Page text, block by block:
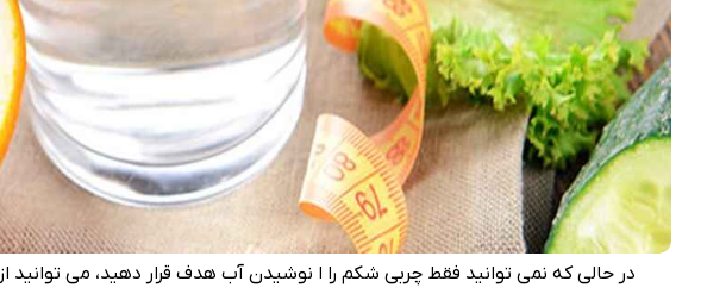
در حالی که نمی توانید فقط چربی شکم را ا نوشیدن آب هدف قرار دهید، می